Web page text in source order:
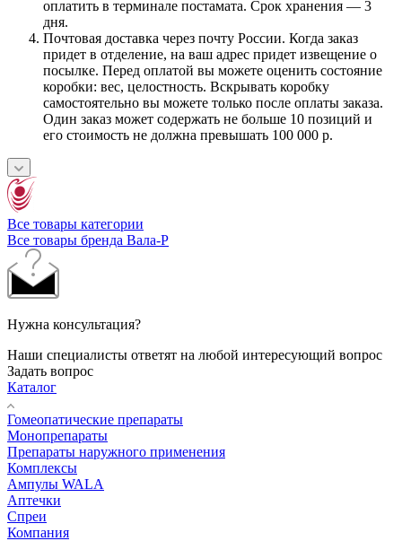
оплатить в терминале постамата. Срок хранения — 3
дня.
Почтовая доставка через почту России. Когда заказ
придет в отделение, на ваш адрес придет извещение о
посылке. Перед оплатой вы можете оценить состояние
коробки: вес, целостность. Вскрывать коробку
самостоятельно вы можете только после оплаты заказа.
Один заказ может содержать не больше 10 позиций и
его стоимость не должна превышать 100 000 р.
Все товары категории
Все товары бренда Вала-Р
Нужна консультация?
Наши специалисты ответят на любой интересующий вопрос
Задать вопрос
Каталог
Гомеопатические препараты
Монопрепараты
Препараты наружного применения
Комплексы
Ампулы WALA
Аптечки
Спреи
Компания